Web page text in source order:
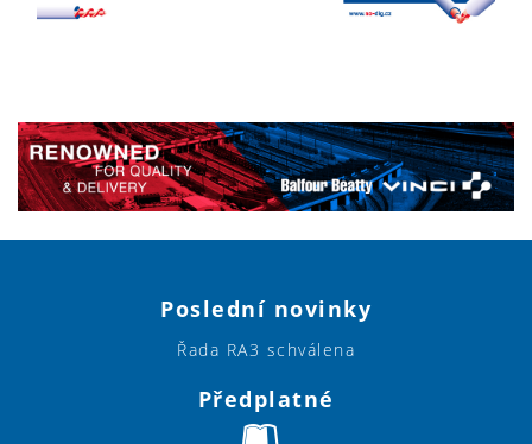
Poslední novinky
Řada RA3 schválena
Předplatné